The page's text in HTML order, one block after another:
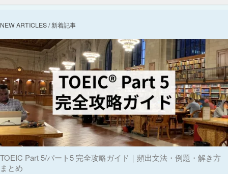
NEW ARTICLES / 新着記事
TOEIC Part 5/パート5 完全攻略ガイド｜頻出文法・例題・解き方
まとめ